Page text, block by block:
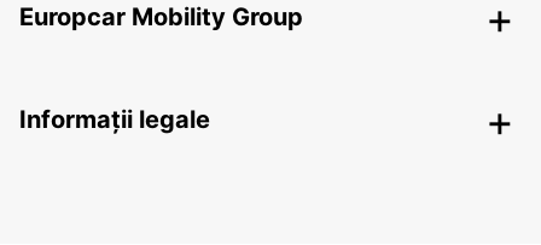
Europcar Mobility Group
Informații legale